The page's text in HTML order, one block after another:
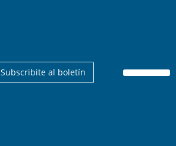
Subscribite al boletín